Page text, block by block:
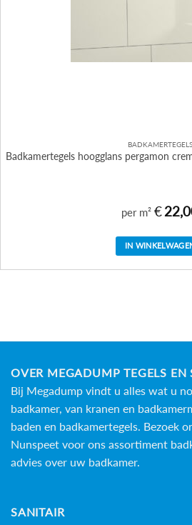
BADKAMERTEGELS
Badkamertegels hoogglans pergamon
per m² €
IN
OVER MEGADUMP TEGELS EN
Bij Megadump vindt u alles wat u
badkamer, van kranen en
baden en badkamertegels. Bezoek
Nunspeet voor ons assortiment
advies over uw badkamer.
SANITAIR